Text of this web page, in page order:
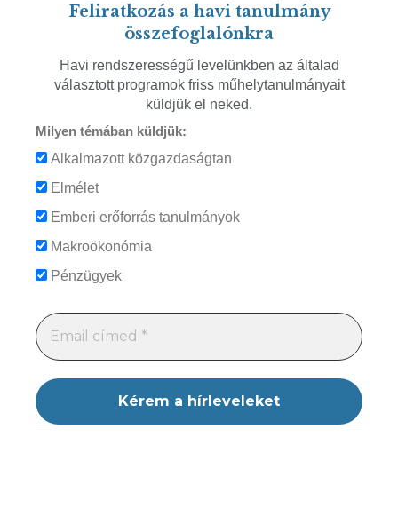
Feliratkozás a havi tanulmány
összefoglalónkra
Havi rendszerességű levelünkben az általad
választott programok friss műhelytanulmányait
küldjük el neked.
Milyen témában küldjük:
Alkalmazott közgazdaságtan
Elmélet
Emberi erőforrás tanulmányok
Makroökonómia
Pénzügyek